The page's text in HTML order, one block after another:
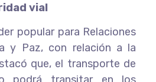
vial
popular para Relaciones
y Paz, con relación a la
que, el transporte de